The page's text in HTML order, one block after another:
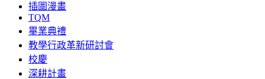
插圖漫畫
TQM
畢業典禮
教學行政革新研討會
校慶
深耕計畫